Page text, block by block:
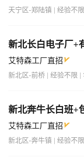
天宁区-郑陆镇 | 经验不
新北长白电子厂+
艾特森工厂直招
新北区-前桥 | 经验不限 |
新北奔牛长白班+
艾特森工厂直招
新北区-奔牛镇 | 经验不